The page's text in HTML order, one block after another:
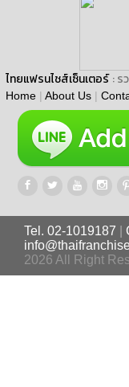
ไทยแฟรนไชส์เซ็นเตอร์ : ร
Home | About Us |
Tel. 02-1019187
2026 All Right